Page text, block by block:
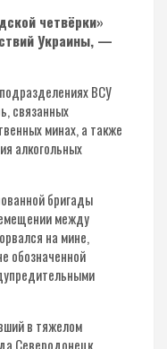
четвёрки»
Украины, —
ВСУ
связанных
минах, а также
алкогольных
бригады
между
на мине,
обозначенной
в тяжелом
Северодонецк.